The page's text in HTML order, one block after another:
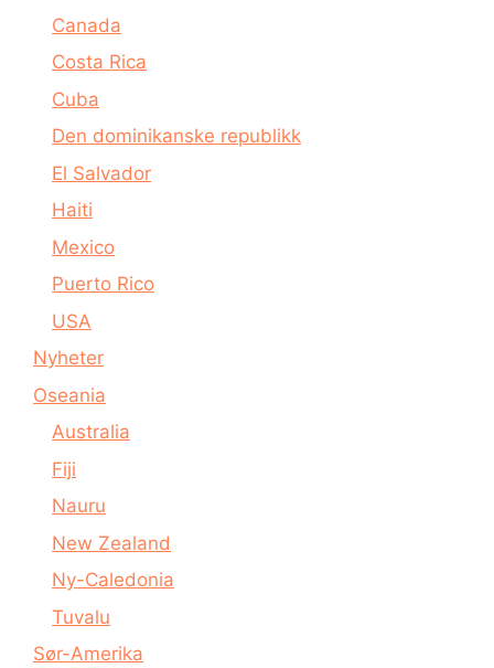
Canada
Costa Rica
Cuba
Den dominikanske republikk
El Salvador
Haiti
Mexico
Puerto Rico
USA
Nyheter
Oseania
Australia
Fiji
Nauru
New Zealand
Ny-Caledonia
Tuvalu
Sør-Amerika